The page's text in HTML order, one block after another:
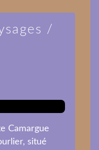
/
Camargue
situé